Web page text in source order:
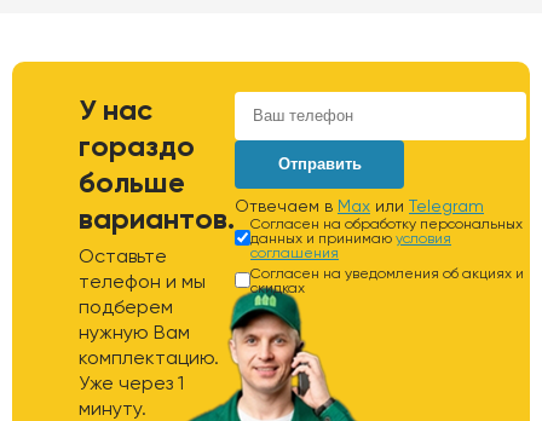
У нас
гораздо
больше
вариантов.
Оставьте
телефон и мы
подберем
нужную Вам
комплектацию.
Уже через 1
минуту.
Отправить
Отвечаем в Max или Telegram
Согласен на обработку персональных
данных и принимаю условия
соглашения
Согласен на уведомления об акциях и
скидках